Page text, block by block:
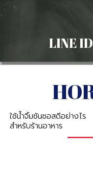
LINE
ใช้น้ำจิ้มซันซอสดีอย่างไร
สำหรับร้านอาหาร